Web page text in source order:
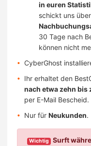
in euren
schickt uns
30 Tage nach
können nicht
CyberGhost
Ihr erhaltet den
nach etwa zehn bis
per E-Mail Bescheid.
Nur für Neukunden.
Wichtig
Surft